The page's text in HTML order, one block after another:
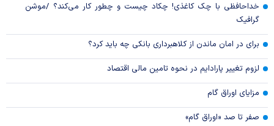
خداحافظی با چک کاغذی! چکاد چیست و چطور کار می‌کند؟ /موشن
گرافیک
برای در امان ماندن از کلاهبرداری بانکی چه باید کرد؟
لزوم تغییر پارادایم در نحوه تامین مالی اقتصاد
مزایای اوراق گام
صفر تا صد «اوراق گام»